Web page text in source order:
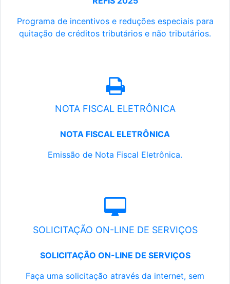
Programa de incentivos e reduções especiais para
quitação de créditos tributários e não tributários.
NOTA FISCAL ELETRÔNICA
NOTA FISCAL ELETRÔNICA
Emissão de Nota Fiscal Eletrônica.
SOLICITAÇÃO ON-LINE DE SERVIÇOS
SOLICITAÇÃO ON-LINE DE SERVIÇOS
Faça uma solicitação através da internet, sem